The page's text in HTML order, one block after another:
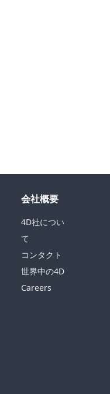
会社概要
4D社につい
て
コンタクト
世界中の4D
Careers